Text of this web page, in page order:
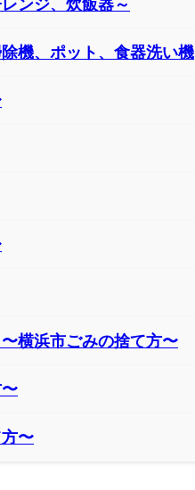
ンジ、炊飯器～
機、ポット、食器洗い機
横浜市ごみの捨て方〜
〜